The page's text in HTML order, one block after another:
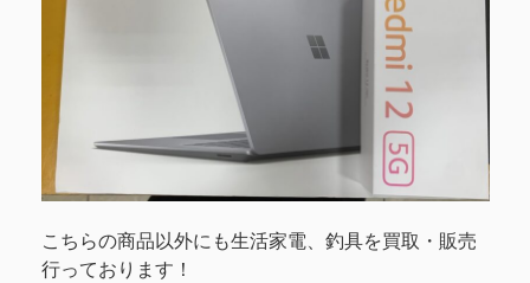
こちらの商品以外にも生活家電、釣具を買取・販売
行っております！